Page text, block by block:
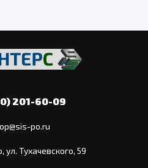
201-60-09
po.ru
ул. Тухачевского, 59